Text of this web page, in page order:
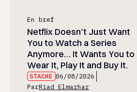
En bref
Netflix Doesn’t Just Want
You to Watch a Series
Anymore… It Wants You to
Wear It, Play It and Buy It.
STACHE 06/08/2026
ParRiad Elmarhar